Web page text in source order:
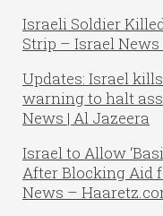
Israeli Soldier
Strip – Israel
Updates: Israel
warning to halt
News | Al Jazeera
Israel to Allow
After Blocking Aid
News –